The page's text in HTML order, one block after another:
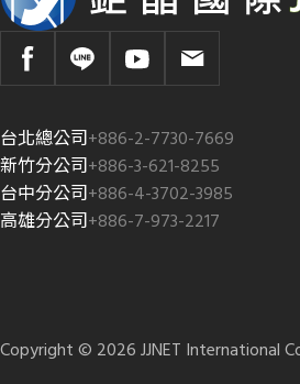
台北總公司+886-2-7730-7669
新竹分公司+886-3-621-8255
台中分公司+886-4-3702-3985
高雄分公司+886-7-973-2217
Copyright © 2026 JJNET International